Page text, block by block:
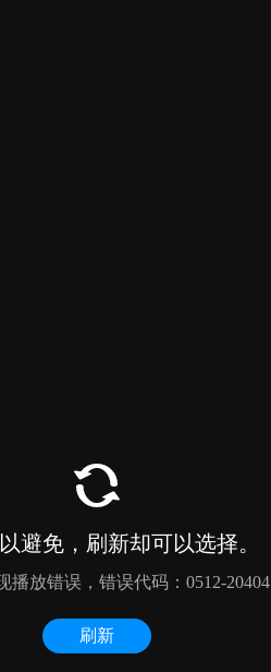
避免，刷新却可以选择。
播放错误，错误代码：0512-20404
刷新